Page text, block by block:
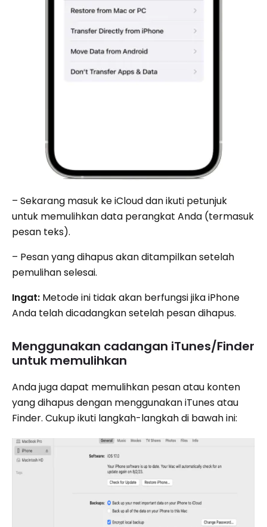
– Sekarang masuk ke iCloud dan ikuti petunjuk
untuk memulihkan data perangkat Anda (termasuk
pesan teks).
– Pesan yang dihapus akan ditampilkan setelah
pemulihan selesai.
Ingat: Metode ini tidak akan berfungsi jika iPhone
Anda telah dicadangkan setelah pesan dihapus.
Menggunakan cadangan iTunes/Finder
untuk memulihkan
Anda juga dapat memulihkan pesan atau konten
yang dihapus dengan menggunakan iTunes atau
Finder. Cukup ikuti langkah-langkah di bawah ini: